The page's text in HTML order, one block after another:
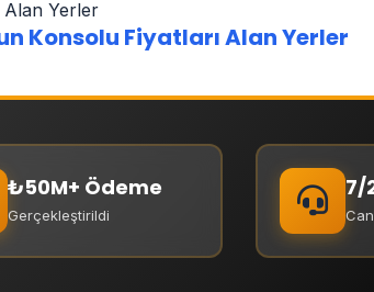
Konsolu Fiyatları Alan Yerler
₺50M+ Ödeme
Gerçekleştirildi
7/